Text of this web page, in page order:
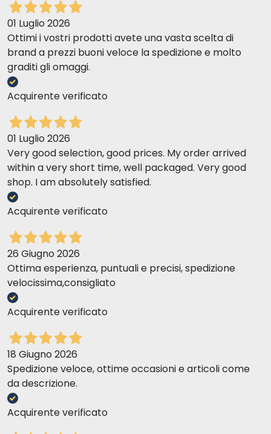
01 Luglio 2026
Ottimi i vostri prodotti avete una vasta scelta di
brand a prezzi buoni veloce la spedizione e molto
graditi gli omaggi.
Acquirente verificato
01 Luglio 2026
Very good selection, good prices. My order arrived
within a very short time, well packaged. Very good
shop. I am absolutely satisfied.
Acquirente verificato
26 Giugno 2026
Ottima esperienza, puntuali e precisi, spedizione
velocissima,consigliato
Acquirente verificato
18 Giugno 2026
Spedizione veloce, ottime occasioni e articoli come
da descrizione.
Acquirente verificato